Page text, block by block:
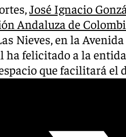
José Ignacio
Andaluza de
Nieves, en la
ha felicitado a la
que facilitará
sede se fija en nuestra
geográfica a
Jerez, Chipiona, Rota,